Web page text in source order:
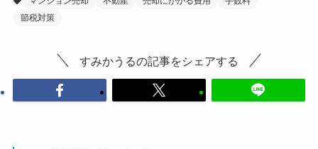
節税対策
すみかうるの記事をシェアする